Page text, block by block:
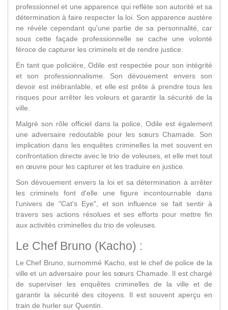
professionnel et une apparence qui reflète son autorité et sa
détermination à faire respecter la loi. Son apparence austère
ne révèle cependant qu'une partie de sa personnalité, car
sous cette façade professionnelle se cache une volonté
féroce de capturer les criminels et de rendre justice.
En tant que policière, Odile est respectée pour son intégrité
et son professionnalisme. Son dévouement envers son
devoir est inébranlable, et elle est prête à prendre tous les
risques pour arrêter les voleurs et garantir la sécurité de la
ville.
Malgré son rôle officiel dans la police, Odile est également
une adversaire redoutable pour les sœurs Chamade. Son
implication dans les enquêtes criminelles la met souvent en
confrontation directe avec le trio de voleuses, et elle met tout
en œuvre pour les capturer et les traduire en justice.
Son dévouement envers la loi et sa détermination à arrêter
les criminels font d'elle une figure incontournable dans
l'univers de "Cat's Eye", et son influence se fait sentir à
travers ses actions résolues et ses efforts pour mettre fin
aux activités criminelles du trio de voleuses.
Le Chef Bruno (Kacho) :
Le Chef Bruno, surnommé Kacho, est le chef de police de la
ville et un adversaire pour les sœurs Chamade. Il est chargé
de superviser les enquêtes criminelles de la ville et de
garantir la sécurité des citoyens. Il est souvent aperçu en
train de hurler sur Quentin.